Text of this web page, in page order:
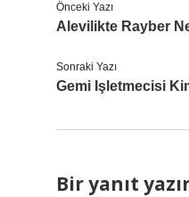
Önceki Yazı
Alevilikte Rayber
Sonraki Yazı
Gemi Işletmecisi
Bir yanıt